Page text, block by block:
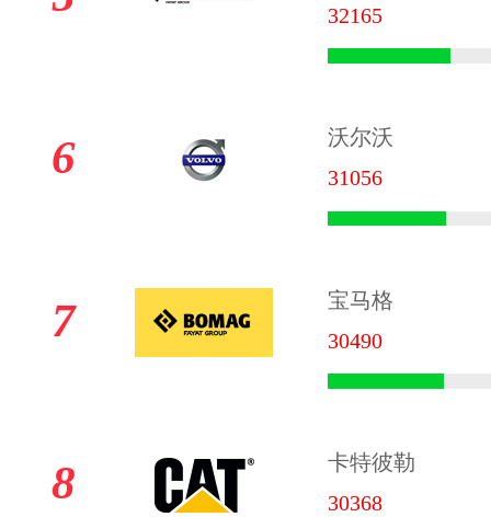
32165
6
沃尔沃
31056
7
宝马格
30490
8
卡特彼勒
30368